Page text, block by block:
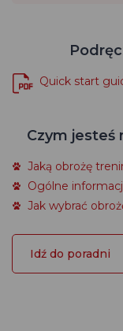
Quick start
Czym jesteś
Jaką obrożę
Ogólne
Jak wybrać
Idź do poradni